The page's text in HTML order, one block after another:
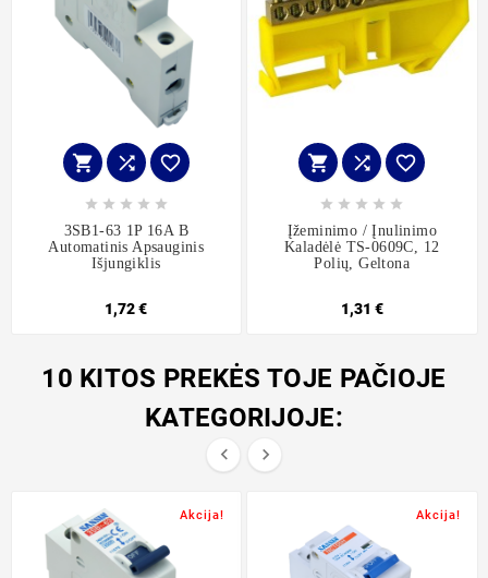
  
    
3SB1-63 1P 16A B
Automatinis Apsauginis
Išjungiklis
1,72 €
  
    
Įžeminimo / Įnulinimo
Kaladėlė TS-0609C, 12
Polių, Geltona
1,31 €
10 KITOS PREKĖS TOJE PAČIOJE
KATEGORIJOJE:
 
Akcija! Akcija!